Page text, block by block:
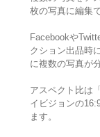
枚の写真に編集
Facebookや
クション出品時
に複数の写真が
アスペクト比は
イビジョンの
ます。